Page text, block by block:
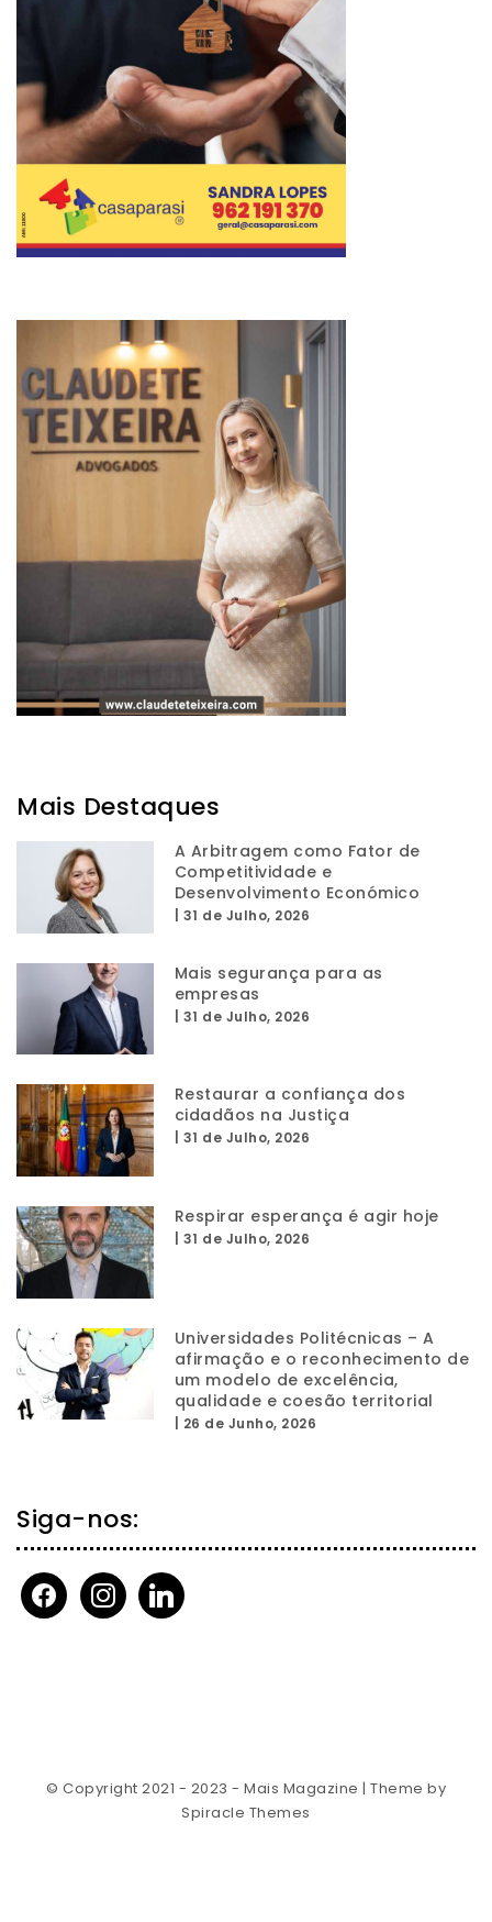
Mais Destaques
A Arbitragem como Fator de
Competitividade e
Desenvolvimento Económico
31 de Julho, 2026
Mais segurança para as
empresas
31 de Julho, 2026
Restaurar a confiança dos
cidadãos na Justiça
31 de Julho, 2026
Respirar esperança é agir hoje
31 de Julho, 2026
Universidades Politécnicas – A
afirmação e o reconhecimento de
um modelo de excelência,
qualidade e coesão territorial
26 de Junho, 2026
Siga-nos:
facebookinstagramlinkedin
© Copyright 2021 - 2023 - Mais Magazine | Theme by
Spiracle Themes